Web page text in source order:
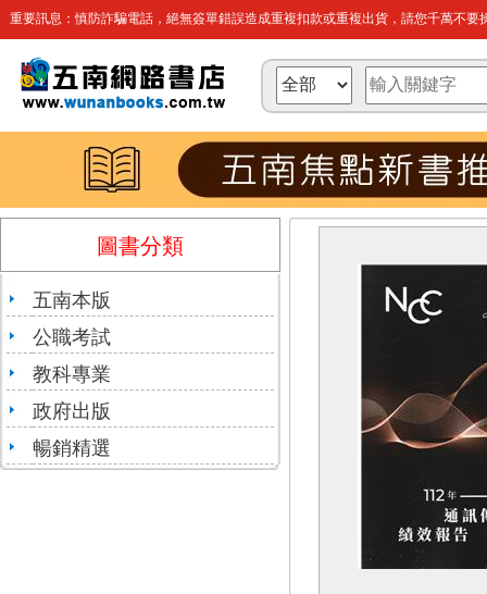
重要訊息：慎防詐騙電話，絕無簽單錯誤造成重複扣款或重複出貨，請您千萬不要
圖書分類
五南本版
公職考試
教科專業
政府出版
暢銷精選